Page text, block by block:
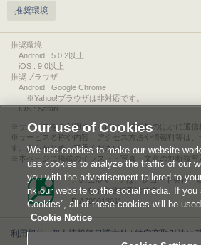
推奨環境
推奨環境
Android : 5.0.2以上
iOS : 9.0以上
推奨ブラウザ
Android : Google Chrome
※Yahoo!ブラウザは非対応です。
iOS : Safari
サービスをご利用されるには、情報料のほかに通信
サービス名称や内容、アクセス方法や情報料等は
す。あらかじめご了承ください。
本ページに掲載のイラスト・写真・文章の無断複写
このエルマークは、レコード会社・
ンツを示す登録商標です。
RIAJ00013011
利用規約|個人情報等保護方針|特定商取引法に
Our use of Cookies
We use cookies to make our website
use cookies to analyze the traffic of our
you with the advertisement tailored to
nk our website to the social media. If you
Cookies”, all of these cookies will be
Cookie Notice